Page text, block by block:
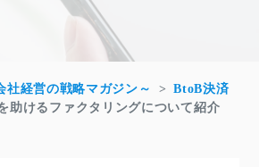
社経営の戦略マガジン～
BtoB決済
助けるファクタリングについて紹介